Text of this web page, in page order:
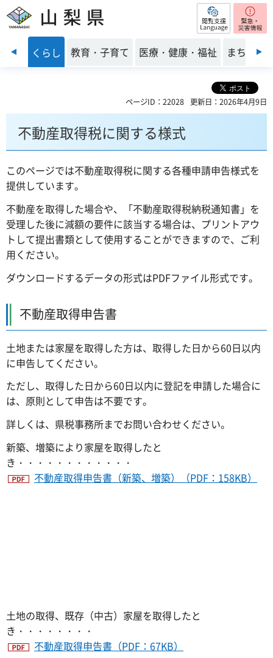
山梨県 閲覧支援
前のスライドを表示
全 くらし 教育・子育て 医療・健康・福祉 まちづく
ページID：22028 更新日：2026年4月9日
不動産取得税に関する様式
このページでは不動産取得税に関する各種申請申告様式を
提供しています。
不動産を取得した場合や、「不動産取得税納税通知書」を
受理した後に減額の要件に該当する場合は、プリントアウ
トして提出書類として使用することができますので、ご利
用ください。
ダウンロードするデータの形式はPDFファイル形式です。
不動産取得申告書
土地または家屋を取得した方は、取得した日から60日以内
に申告してください。
ただし、取得した日から60日以内に登記を申請した場合に
は、原則として申告は不要です。
詳しくは、県税事務所までお問い合わせください。
新築、増築により家屋を取得したと
き・・・・・・・・・・・・
不動産取得申告書（新築、増築）（PDF：158KB）
土地の取得、既存（中古）家屋を取得したと
き・・・・・・・・
不動産取得申告書（PDF：67KB）